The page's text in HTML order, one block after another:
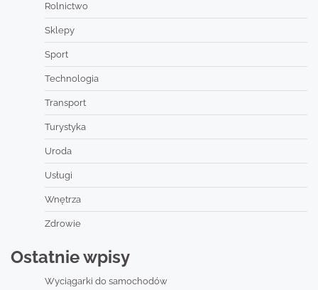
Rolnictwo
Sklepy
Sport
Technologia
Transport
Turystyka
Uroda
Usługi
Wnętrza
Zdrowie
Ostatnie wpisy
Wyciągarki do samochodów